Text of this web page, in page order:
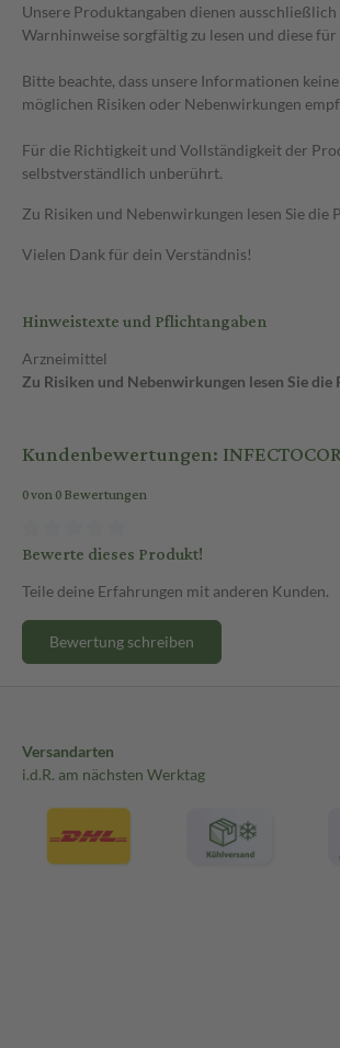
Unsere Produktangaben dienen
Warnhinweise sorgfältig zu lesen und diese
Bitte beachte, dass unsere Informationen
möglichen Risiken oder Nebenwirkungen
Für die Richtigkeit und Vollständigkeit der
selbstverständlich unberührt.
Zu Risiken und Nebenwirkungen lesen Sie
Vielen Dank für dein Verständnis!
Hinweistexte und Pflichtangaben
Arzneimittel
Zu Risiken und Nebenwirkungen lesen Sie
Kundenbewertungen:
0 von 0 Bewertungen
Bewerte dieses Produkt!
Teile deine Erfahrungen mit anderen Kunden.
Bewertung schreiben
Versandarten
i.d.R. am nächsten Werktag